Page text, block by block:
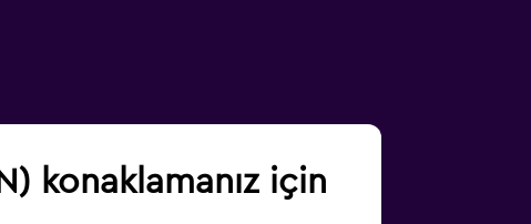
konaklamanız için